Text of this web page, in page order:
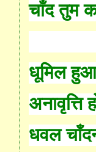
चाँद तुम
धूमिल
अनावृत्ति
धवलचाँ